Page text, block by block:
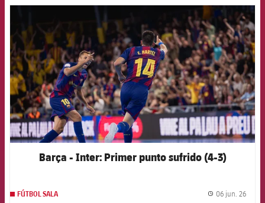
FCB Barcelona badge
Barça - Inter: Primer punto sufrido (4-3)
FÚTBOL SALA 06 jun. 26